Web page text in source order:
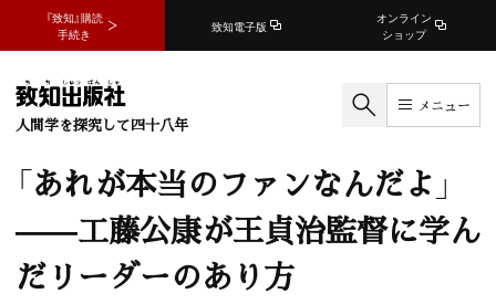
『致知』購読
手続き
致知電子版
オンライン
ショップ
人間学を探究して四十八年
メニュー
「あれが本当のファンなんだよ」
——工藤公康が王貞治監督に学ん
だリーダーのあり方